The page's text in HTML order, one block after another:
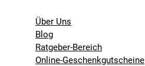
Über Uns
Blog
Ratgeber-Bereich
Online-Geschenkgutscheine